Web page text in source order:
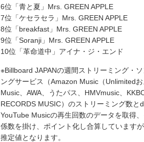
6位「青と夏」Mrs. GREEN APPLE
7位「ケセラセラ」Mrs. GREEN APPLE
8位「breakfast」Mrs. GREEN APPLE
9位「Soranji」Mrs. GREEN APPLE
10位「革命道中」アイナ・ジ・エンド
※Billboard JAPANの週間ストリーミング・
ングサービス（Amazon Music（Unlimited
Music、AWA、うたパス、HMVmusic、
RECORDS MUSIC）のストリーミング数
YouTube Musicの再生回数のデータを取得
係数を掛け、ポイント化し合算しています
推定値となります。